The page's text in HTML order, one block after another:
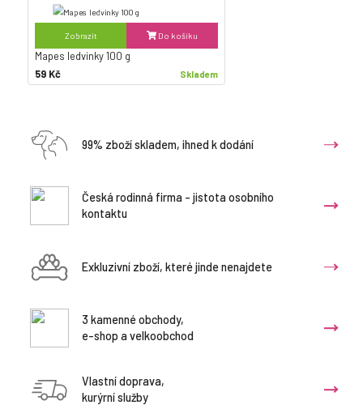
Zobrazit Do košíku
Mapes ledvinky 100 g
59 Kč
Skladem
99% zboží skladem, ihned k dodání
Česká rodinná firma - jistota osobního
kontaktu
Exkluzivní zboží, které jinde nenajdete
3 kamenné obchody,
e-shop a velkoobchod
Vlastní doprava,
kurýrní služby